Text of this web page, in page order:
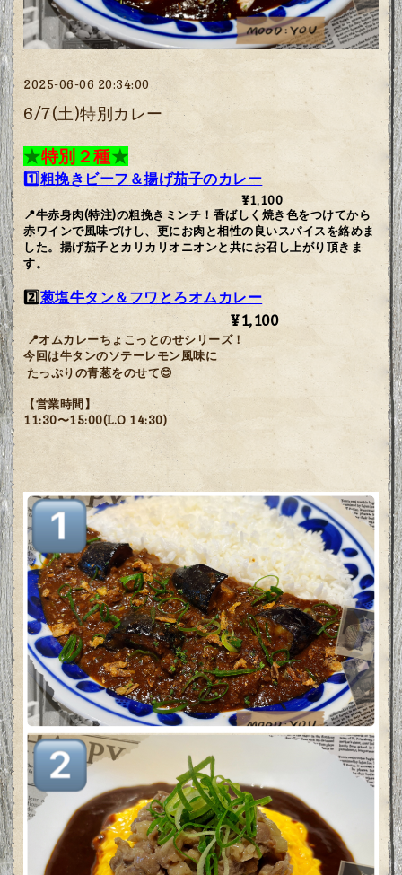
2025-06-06 20:34:00
6/7(土)特別カレー
★特別２種★
1️⃣粗挽きビーフ ＆揚げ茄子のカレー
¥1,100
📍牛赤身肉(特注)の粗挽きミンチ！香ばしく焼き色をつけてから
赤ワインで風味づけし、更にお肉と相性の良いスパイスを絡めま
した。揚げ茄子とカリカリオニオンと共にお召し上がり頂きま
す。
2️⃣葱塩牛タン＆フワとろオムカレー
¥1,100
📍オムカレーちょこっとのせシリーズ！
今回は牛タンのソテーレモン風味に
たっぷりの青葱をのせて😊
【営業時間】
11:30〜15:00(L.O 14:30)